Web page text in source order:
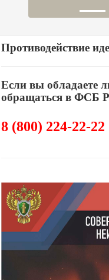
Противодействие
Если вы обладаете
обращаться в ФСБ
8 (800) 224-22-22